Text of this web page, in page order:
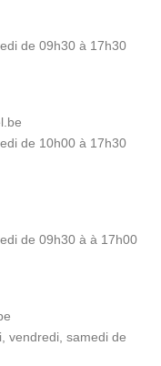
de 09h30 à 17h30
de 09h30 à à 17h00
de 10h00 à 17h30
vendredi, samedi de